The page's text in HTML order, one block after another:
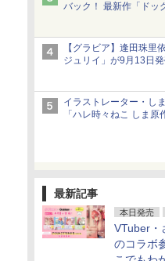
バック！ 最新作「ドッ
べらない動物”とのリ
うこれ以上の幸せは
犬たちへ…
【グラビア】逢田珠里
ジュリイ」が9月13日
イラストレーター・し
「ハレ時々ねこ しま
最新記事
本日発売
VTuber・
のコラボ